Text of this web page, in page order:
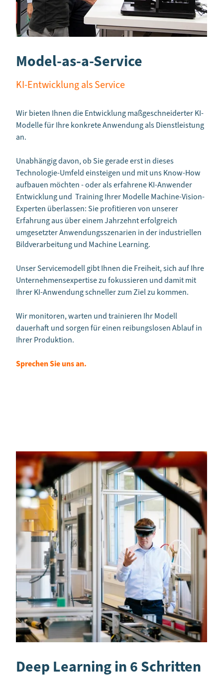
Model-as-a-Service
KI-Entwicklung als Service
Wir bieten Ihnen die Entwicklung maßgeschneiderter KI-
Modelle für Ihre konkrete Anwendung als Dienstleistung
an.
Unabhängig davon, ob Sie gerade erst in dieses
Technologie-Umfeld einsteigen und mit uns Know-How
aufbauen möchten - oder als erfahrene KI-Anwender
Entwicklung und Training Ihrer Modelle Machine-Vision-
Experten überlassen: Sie profitieren von unserer
Erfahrung aus über einem Jahrzehnt erfolgreich
umgesetzter Anwendungsszenarien in der industriellen
Bildverarbeitung und Machine Learning.
Unser Servicemodell gibt Ihnen die Freiheit, sich auf Ihre
Unternehmensexpertise zu fokussieren und damit mit
Ihrer KI-Anwendung schneller zum Ziel zu kommen.
Wir monitoren, warten und trainieren Ihr Modell
dauerhaft und sorgen für einen reibungslosen Ablauf in
Ihrer Produktion.
Sprechen Sie uns an.
Deep Learning in 6 Schritten